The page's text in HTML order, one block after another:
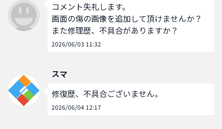
コメント失礼します。
画面の傷の画像を追加して頂けませんか？
また修理歴、不具合がありますか？
2026/06/03 11:32
スマ
修復歴、不具合ございません。
2026/06/04 12:17